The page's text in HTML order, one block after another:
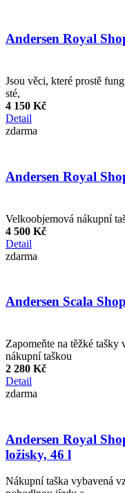
Andersen Royal
Jsou věci, které prostě
sté,
4 150 Kč
Detail
zdarma
Andersen Royal
Velkoobjemová nákupní
4 500 Kč
Detail
zdarma
Andersen Scala
Zapomeňte na těžké
nákupní taškou
2 280 Kč
Detail
zdarma
Andersen Royal
ložisky, 46 l
Nákupní taška vybavená